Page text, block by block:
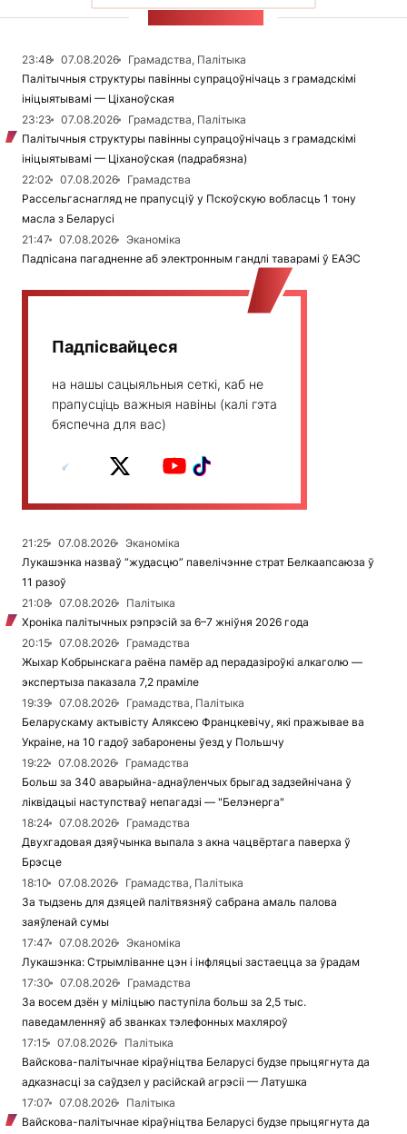
23:48 07.08.2026
Грамадства, Палітыка
Палітычныя структуры павінны супрацоўнічаць з грамадскімі
ініцыятывамі — Ціханоўская
23:23
07.08.2026
Грамадства, Палітыка
Палітычныя структуры павінны супрацоўнічаць з грамадскімі
ініцыятывамі — Ціханоўская (падрабязна)
22:02
07.08.2026
Грамадства
Рассельгаснагляд не прапусціў у Пскоўскую вобласць 1 тону
масла з Беларусі
21:47
07.08.2026
Эканоміка
Падпісана пагадненне аб электронным гандлі таварамі ў ЕАЭС
Падпісвайцеся
на нашы сацыяльныя сеткі, каб не
прапусціць важныя навіны (калі гэта
бяспечна для вас)
21:25 07.08.2026
Эканоміка
Лукашэнка назваў “жудасцю” павелічэнне страт Белкаапсаюза ў
11 разоў
21:08
07.08.2026
Палітыка
Хроніка палітычных рэпрэсій за 6–7 жніўня 2026 года
20:15
07.08.2026
Грамадства
Жыхар Кобрынскага раёна памёр ад перадазіроўкі алкаголю —
экспертыза паказала 7,2 праміле
19:39
07.08.2026
Грамадства, Палітыка
Беларускаму актывісту Аляксею Францкевічу, які пражывае ва
Украіне, на 10 гадоў забаронены ўезд у Польшчу
19:22
07.08.2026
Грамадства
Больш за 340 аварыйна-аднаўленчых брыгад задзейнічана ў
ліквідацыі наступстваў непагадзі — "Белэнерга"
18:24
07.08.2026
Грамадства
Двухгадовая дзяўчынка выпала з акна чацвёртага паверха ў
Брэсце
18:10
07.08.2026
Грамадства, Палітыка
За тыдзень для дзяцей палітвязняў сабрана амаль палова
заяўленай сумы
17:47
07.08.2026
Эканоміка
Лукашэнка: Стрымліванне цэн і інфляцыі застаецца за ўрадам
17:30
07.08.2026
Грамадства
За восем дзён у міліцыю паступіла больш за 2,5 тыс.
паведамленняў аб званках тэлефонных махляроў
17:15
07.08.2026
Палітыка
Вайскова-палітычнае кіраўніцтва Беларусі будзе прыцягнута да
адказнасці за саўдзел у расійскай агрэсіі — Латушка
17:07
07.08.2026
Палітыка
Вайскова-палітычнае кіраўніцтва Беларусі будзе прыцягнута да